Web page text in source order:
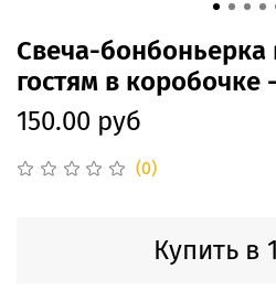
(0)
Свеча-бонбоньерка
гостям в
150.00 руб
Купить в